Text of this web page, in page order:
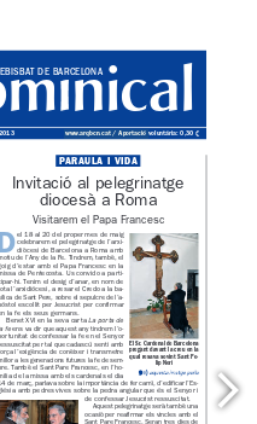
www.arqbcn.cat / Aportació voluntària: 0,30